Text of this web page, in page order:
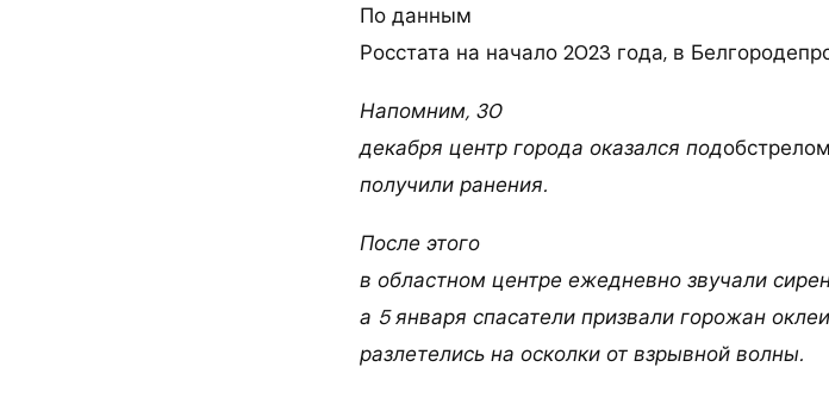
По данным
Росстата на начало 2023 года, в
Напомним, 30
декабря центр города оказался подобстрелом
получили ранения.
После этого
в областном центре ежедневно звучали
а 5 января спасатели призвали горожан
разлетелись на осколки от взрывной волны.